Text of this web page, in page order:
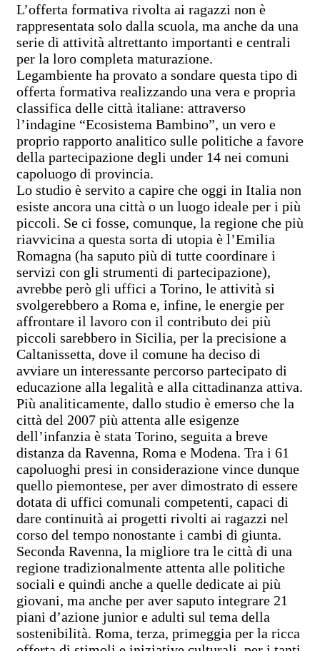
L’offerta formativa rivolta ai ragazzi non è
rappresentata solo dalla scuola, ma anche da una
serie di attività altrettanto importanti e centrali
per la loro completa maturazione.
Legambiente ha provato a sondare questa tipo di
offerta formativa realizzando una vera e propria
classifica delle città italiane: attraverso
l’indagine “Ecosistema Bambino”, un vero e
proprio rapporto analitico sulle politiche a favore
della partecipazione degli under 14 nei comuni
capoluogo di provincia.
Lo studio è servito a capire che oggi in Italia non
esiste ancora una città o un luogo ideale per i più
piccoli. Se ci fosse, comunque, la regione che più
riavvicina a questa sorta di utopia è l’Emilia
Romagna (ha saputo più di tutte coordinare i
servizi con gli strumenti di partecipazione),
avrebbe però gli uffici a Torino, le attività si
svolgerebbero a Roma e, infine, le energie per
affrontare il lavoro con il contributo dei più
piccoli sarebbero in Sicilia, per la precisione a
Caltanissetta, dove il comune ha deciso di
avviare un interessante percorso partecipato di
educazione alla legalità e alla cittadinanza attiva.
Più analiticamente, dallo studio è emerso che la
città del 2007 più attenta alle esigenze
dell’infanzia è stata Torino, seguita a breve
distanza da Ravenna, Roma e Modena. Tra i 61
capoluoghi presi in considerazione vince dunque
quello piemontese, per aver dimostrato di essere
dotata di uffici comunali competenti, capaci di
dare continuità ai progetti rivolti ai ragazzi nel
corso del tempo nonostante i cambi di giunta.
Seconda Ravenna, la migliore tra le città di una
regione tradizionalmente attenta alle politiche
sociali e quindi anche a quelle dedicate ai più
giovani, ma anche per aver saputo integrare 21
piani d’azione junior e adulti sul tema della
sostenibilità. Roma, terza, primeggia per la ricca